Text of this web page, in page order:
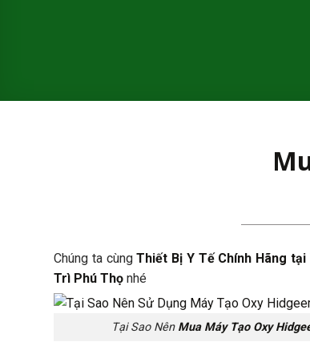
Chúng ta cùngThiết Bị Y Tế Chính Hãng
Trì Phú Thọ nhé
Tại Sao Nên Mua Máy Tạo Oxy